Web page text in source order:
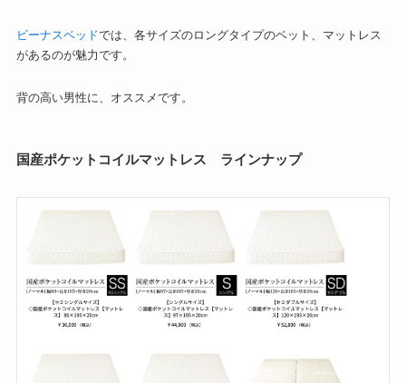
ビーナスベッドでは、各サイズのロングタイプのベット、マットレス
があるのが魅力です。
背の高い男性に、オススメです。
国産ポケットコイルマットレス ラインナップ